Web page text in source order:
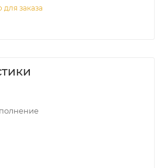
для заказа